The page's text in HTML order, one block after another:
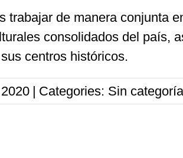
trabajar de manera conjunta
consolidados del país,
centros históricos.
| Categories: Sin categoría